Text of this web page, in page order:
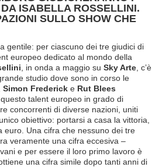
ISABELLA ROSSELLINI.
SULLO SHOW CHE
gentile: per ciascuno dei tre giudici di
europeo dedicato al mondo della
, in onda a maggio su Sky Arte , c’è
studio dove sono in corso le
Simon Frederick e Rut Blees
talent europeo in grado di
concorrenti di diverse nazioni, uniti
obiettivo: portarsi a casa la vittoria,
euro. Una cifra che nessuno dei tre
veramente una cifra eccesiva –
e per essere il loro primo lavoro è
una cifra simile dopo tanti anni di